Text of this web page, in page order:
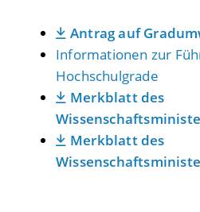
Antrag auf
Informationen zur
Hochschulgrade
Merkblatt des
Merkblatt des